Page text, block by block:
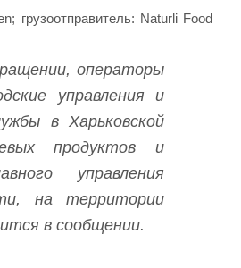
грузоотправитель: Naturli Food
операторы
управления и
в Харьковской
продуктов и
управления
на территории
в сообщении.